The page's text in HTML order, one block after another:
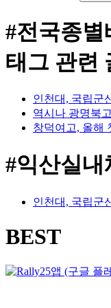
#전국종별
태그 관련
인천대, 국립군
역시나 광명북
창덕여고, 올해
#익산실내
인천대, 국립군
BEST